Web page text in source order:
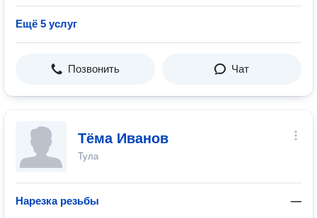
Ещё 5 услуг
Позвонить Чат
Тёма Иванов
Тула
Нарезка резьбы —